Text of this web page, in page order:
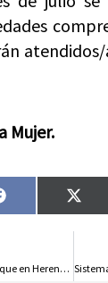
Mujer.
Compartir
en
Facebook
en
X
Mercadillo del Trueque en Herencia